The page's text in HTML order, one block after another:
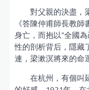
對父親的決盡，
《答陳仲甫師長教
身亡，而抱以“全國
性的剖析背后，隱藏
連，梁漱溟將來的命
在杭州，有個叫